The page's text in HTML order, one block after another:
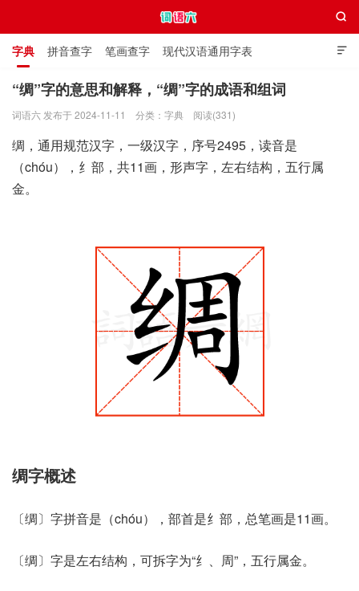

字典 拼音查字 笔画查字 现代汉语通用字表
通用规范汉字表 叠字大全 独体字大全 极简英语词典

“绸”字的意思和解释，“绸”字的成语和组词
词语六 发布于 2024-11-11 分类： 字典 阅读(331)
绸，通用规范汉字，一级汉字，序号2495，读音是
（chóu），纟部，共11画，形声字，左右结构，五行属
金。
绸字概述
〔绸〕字拼音是（chóu），部首是纟部，总笔画是11画。
〔绸〕字是左右结构，可拆字为“纟、周”，五行属金。